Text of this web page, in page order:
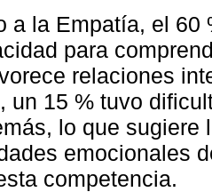
a la Empatía, el 60
para
relaciones
un 15 % tuvo
lo que sugiere
emocionales
competencia.